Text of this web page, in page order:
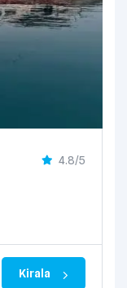
4.8/5
Kirala